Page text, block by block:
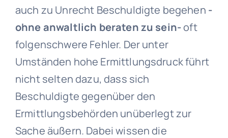
auch zu Unrecht Beschuldigte begehen -
ohne anwaltlich beraten zu sein-oft
folgenschwere Fehler. Der unter
Umständen hohe Ermittlungsdruck führt
nicht selten dazu, dass sich
Beschuldigte gegenüber den
Ermittlungsbehörden unüberlegt zur
Sache äußern. Dabei wissen die